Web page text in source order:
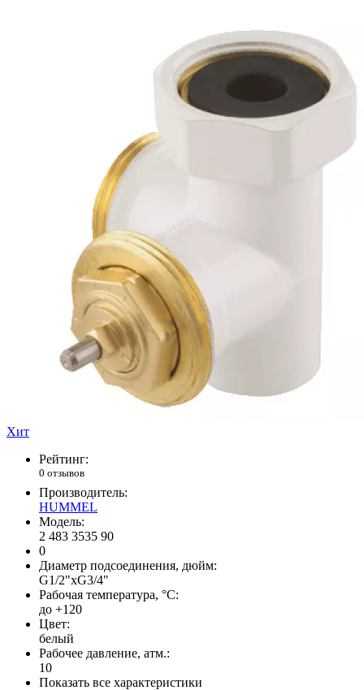
Хит
Рейтинг:
0 отзывов
Производитель:
HUMMEL
Модель:
2 483 3535 90
0
Диаметр подсоединения, дюйм:
G1/2"xG3/4"
Рабочая температура, °С:
до +120
Цвет:
белый
Рабочее давление, атм.:
10
Показать все характеристики